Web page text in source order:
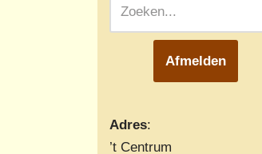
Afmelden
Adres:
’t Centrum